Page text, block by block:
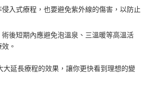
侵入式療程，也要避免紫外線的傷害，以防止
術後短期內應避免泡溫泉、三溫暖等高溫活
。
大延長療程的效果，讓你更快看到理想的變